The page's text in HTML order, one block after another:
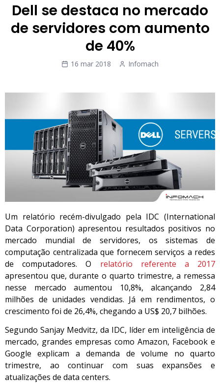
Dell se destaca no mercado
de servidores com aumento
de 40%
16 mar 2018 Infomach
Um relatório recém-divulgado pela IDC (International
Data Corporation) apresentou resultados positivos no
mercado mundial de servidores, os sistemas de
computação centralizada que fornecem serviços a redes
de computadores. O relatório referente a 2017
apresentou que, durante o quarto trimestre, a remessa
nesse mercado aumentou 10,8%, alcançando 2,84
milhões de unidades vendidas. Já em rendimentos, o
crescimento foi de 26,4%, chegando a US$ 20,7 bilhões.
Segundo Sanjay Medvitz, da IDC, líder em inteligência de
mercado, grandes empresas como Amazon, Facebook e
Google explicam a demanda de volume no quarto
trimestre, ao continuar com suas expansões e
atualizações de data centers.